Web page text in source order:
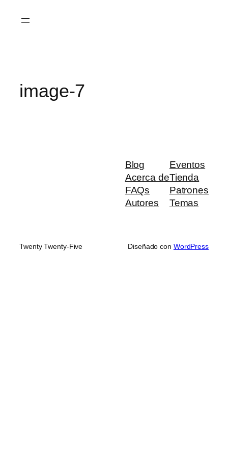
image-7
Blog
Acerca de
FAQs
Autores
Eventos
Tienda
Patrones
Temas
Twenty Twenty-Five Diseñado con WordPress